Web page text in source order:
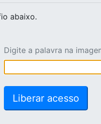
abaixo.
Digite a palavra na